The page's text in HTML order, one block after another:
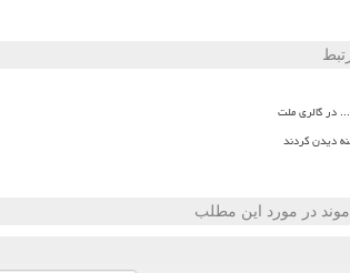
در گالری ملت
در مورد این مطلب